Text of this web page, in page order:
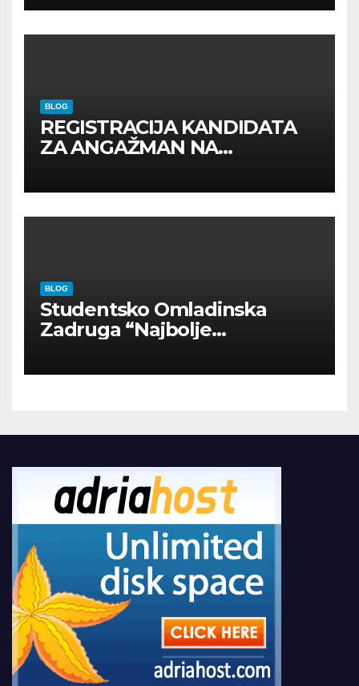
BLOG
REGISTRACIJA KANDIDATA
ZA ANGAŽMAN NA
BLOG
Studentsko Omladinska
Zadruga “Najbolje